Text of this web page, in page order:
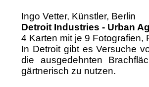
Ingo Vetter, Künstler, Berlin
Detroit Industries - Urban
4 Karten mit je 9 Fotografien,
In Detroit gibt es Versuche
die ausgedehnten
gärtnerisch zu nutzen.